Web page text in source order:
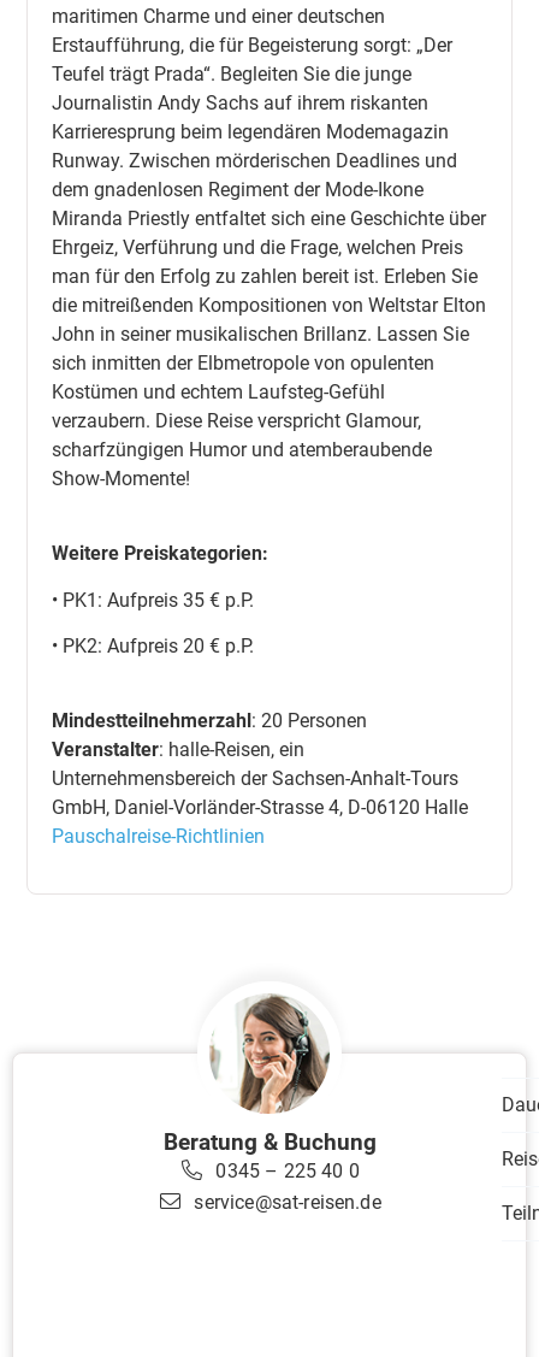
maritimen Charme und einer deutschen
Erstaufführung, die für Begeisterung sorgt: „Der
Teufel trägt Prada“. Begleiten Sie die junge
Journalistin Andy Sachs auf ihrem riskanten
Karrieresprung beim legendären Modemagazin
Runway. Zwischen mörderischen Deadlines und
dem gnadenlosen Regiment der Mode-Ikone
Miranda Priestly entfaltet sich eine Geschichte über
Ehrgeiz, Verführung und die Frage, welchen Preis
man für den Erfolg zu zahlen bereit ist. Erleben Sie
die mitreißenden Kompositionen von Weltstar Elton
John in seiner musikalischen Brillanz. Lassen Sie
sich inmitten der Elbmetropole von opulenten
Kostümen und echtem Laufsteg-Gefühl
verzaubern. Diese Reise verspricht Glamour,
scharfzüngigen Humor und atemberaubende
Show-Momente!
Weitere Preiskategorien:
• PK1: Aufpreis 35 € p.P.
• PK2: Aufpreis 20 € p.P.
Mindestteilnehmerzahl : 20 Personen
Veranstalter: halle-Reisen, ein
Unternehmensbereich der Sachsen-Anhalt-Tours
GmbH, Daniel-Vorländer-Strasse 4, D-06120 Halle
Pauschalreise-Richtlinien
Beratung & Buchung
0345 – 225 40 0
service@sat-reisen.de